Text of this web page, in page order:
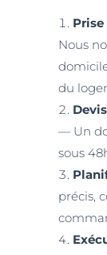
Nous
du
— Un
sous
précis,